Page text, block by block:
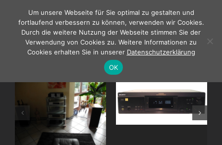
springen
Player und Kabel sind ein Traumgespann
Um unsere Webseite für Sie optimal zu gestalten und
fortlaufend verbessern zu können, verwenden wir Cookies.
Durch die weitere Nutzung der Webseite stimmen Sie der
Verwendung von Cookies zu. Weitere Informationen zu
Cookies erhalten Sie in unserer Datenschutzerklärung
OK